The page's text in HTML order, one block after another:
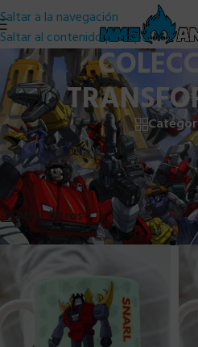
Saltar a la navegación
Saltar al contenido principal
Inicio/TAZAS PERSONALIZADAS/
COLECCION TRANSFORMERS
Mostrando 1–24 de 35 resultados
Abrir filtros